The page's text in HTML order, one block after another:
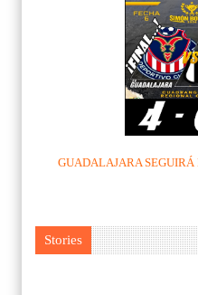
GUADALAJARA SEGUIRÁ
Stories